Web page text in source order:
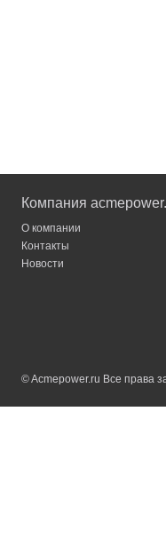
Компания
О компании
Контакты
Новости
© Acmepower.ru Все права